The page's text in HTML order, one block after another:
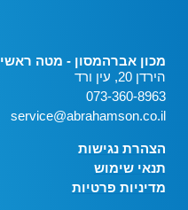
מכון אברהמסון - מטה ראשי
הירדן 20, עין ורד
073-360-8963
service@abrahamson.co.il
הצהרת נגישות
תנאי שימוש
מדיניות פרטיות